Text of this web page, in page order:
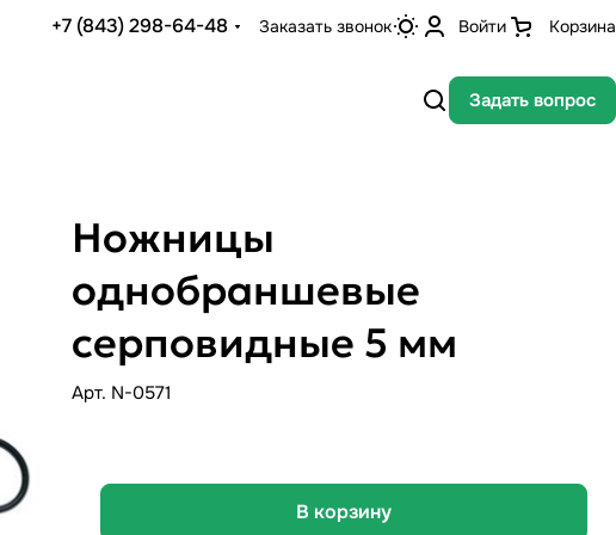
+7 (843) 298-64-48 Заказать звонок Войти Корзина
Задать вопрос
Ножницы
однобраншевые
серповидные 5 мм
Арт. N-0571
В корзину